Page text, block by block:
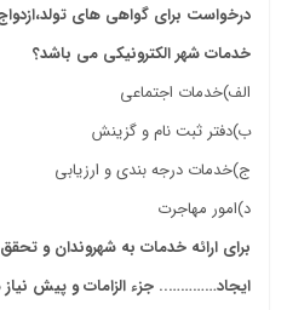
درخواست برای گواهی های
خدمات شهر الکترونیکی می باشد؟
الف)خدمات اجتماعی
ب)دفتر ثبت نام و گزینش
ج)خدمات درجه بندی و ارزیابی
د)امور مهاجرت
برای ارائه خدمات به شهروندان و
ایجاد………….. جزء الزامات و پیش